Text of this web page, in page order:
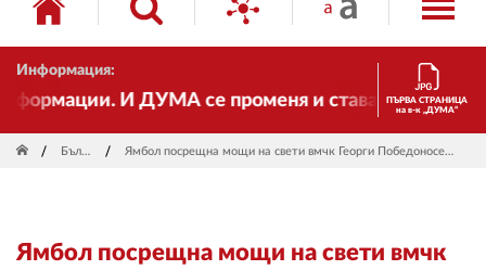
Информация:
И ДУМА се променя и става електронно
ПЪРВА СТРАНИЦА
на в-к „ДУМА“
България Ямбол посрещна мощи на свети вмчк Георги Победоносец в едноименния храм в града
Ямбол посрещна мощи на свети вмчк
ДРУГИ